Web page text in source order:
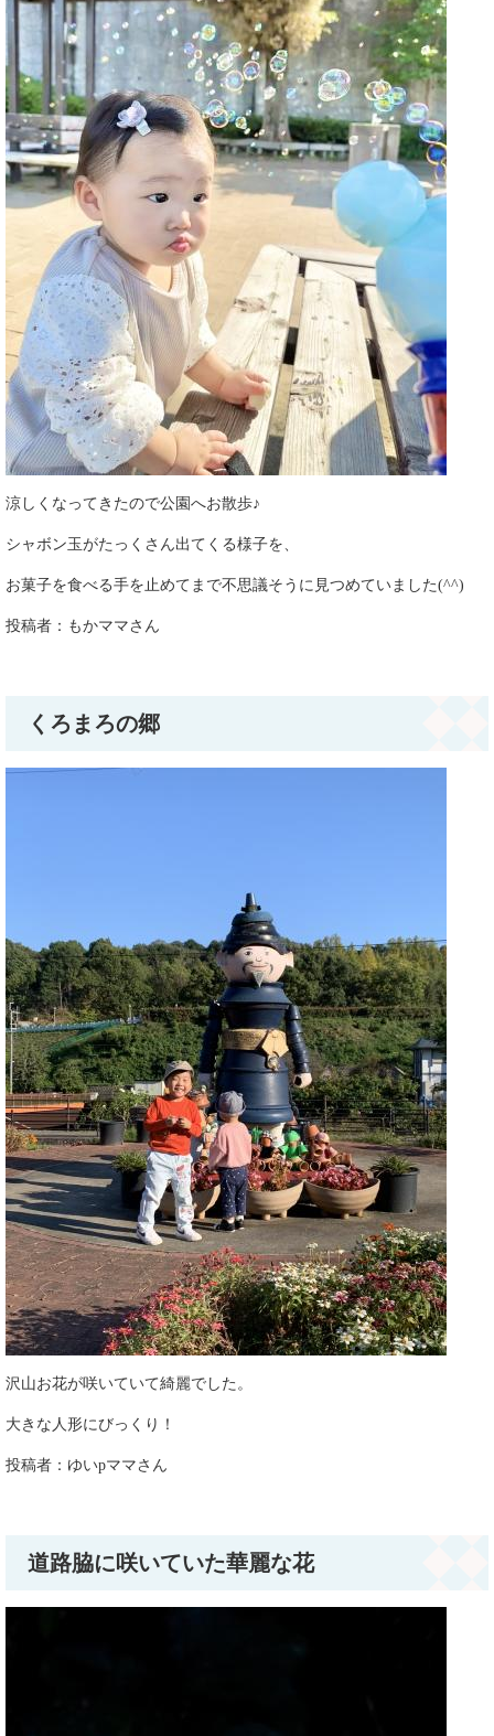
涼しくなってきたので公園へお散歩♪
シャボン玉がたっくさん出てくる様子を、
お菓子を食べる手を止めてまで不思議そうに見つめていました(^^)​
​投稿者：もかママさん​
くろまろの郷
沢山お花が咲いていて綺麗でした。
大きな人形にびっくり！
​投稿者：ゆいpママさん
道路脇に咲いていた華麗な花